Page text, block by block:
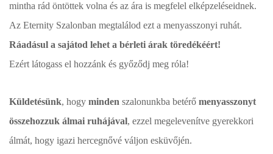
mintha rád öntöttek volna és az ára is megfelel elképzeléseidnek.
Az Eternity Szalonban megtalálod ezt a menyasszonyi ruhát.
Ráadásul a sajátod lehet a bérleti árak töredékéért!
Ezért látogass el hozzánk és győződj meg róla!
Küldetésünk, hogy minden szalonunkba betérő menyasszonyt
összehozzuk álmai ruhájával, ezzel megelevenítve gyerekkori
álmát, hogy igazi hercegnővé váljon esküvőjén.